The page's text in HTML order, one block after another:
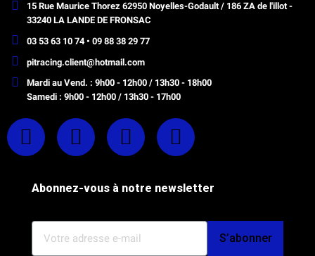
15 Rue Maurice Thorez 62950 Noyelles-Godault / 186 ZA de l'illot -
33240 LA LANDE DE FRONSAC
03 53 63 10 74 • 09 88 38 29 77
pitracing.client@hotmail.com
Mardi au Vend. : 9h00 - 12h00 / 13h30 - 18h00
Samedi : 9h00 - 12h00 / 13h30 - 17h00
Abonnez-vous à notre newsletter
S’abonner